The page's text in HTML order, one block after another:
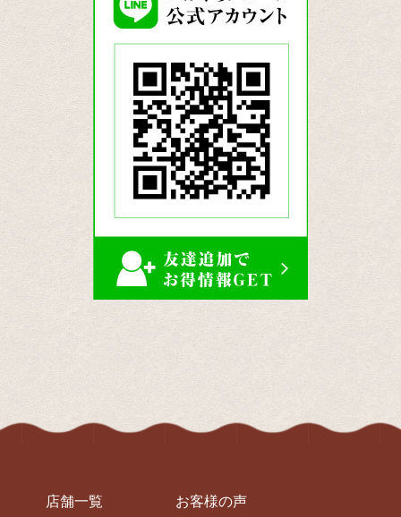
ー
店舗一覧
お客様の声